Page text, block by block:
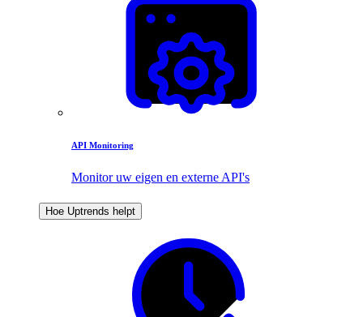
API Monitoring
Monitor uw eigen en externe API's
Hoe Uptrends helpt